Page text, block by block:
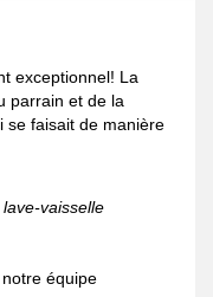
exceptionnel! La
parrain et de la
se faisait de manière
vaisselle
équipe